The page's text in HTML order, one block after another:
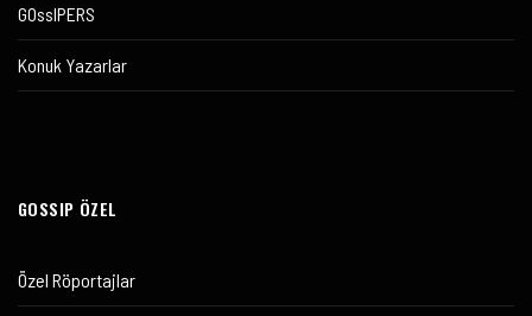
GOssIPERS
Konuk Yazarlar
GOSSIP ÖZEL
Özel Röportajlar